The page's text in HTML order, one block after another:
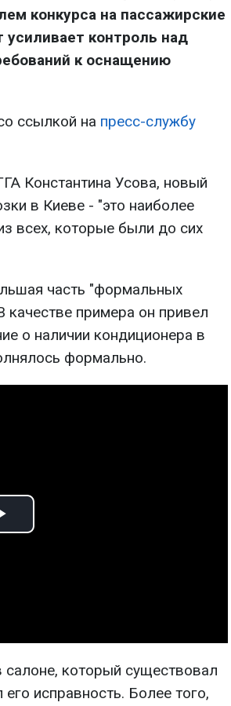
конкурса на пассажирские
контроль над
к оснащению
ссылкой на пресс-службу
Константина Усова, новый
в Киеве - "это наиболее
всех, которые были до сих
часть "формальных
качестве примера он привел
о наличии кондиционера в
формально.
салоне, который существовал
исправность. Более того,